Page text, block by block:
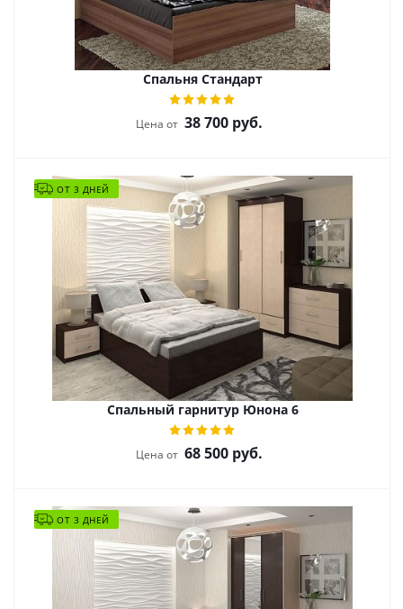
Спальня Стандарт
Цена от 38 700 руб.
ОТ 3 ДНЕЙ
Спальный гарнитур Юнона 6
Цена от 68 500 руб.
ОТ 3 ДНЕЙ